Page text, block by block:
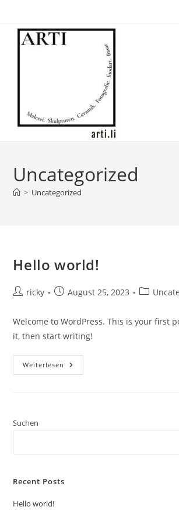
springen
Uncategorized
> Uncategorized
Hello world!
Beitrags-
ricky
BeitragAugust 25, 2023
Beitrags-
Welcome to WordPress. This is your first
it, then start writing!
Weiterlesen Hello
World!
Suchen
Recent Posts
Hello world!